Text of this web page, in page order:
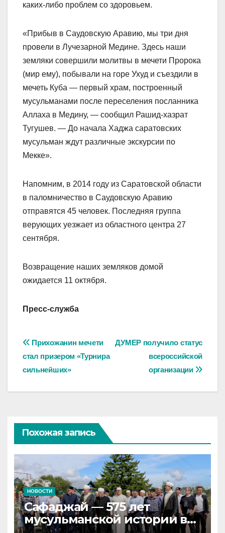
каких-либо проблем со здоровьем.
«Прибыв в Саудовскую Аравию, мы три дня
провели в Лучезарной Медине. Здесь наши
земляки совершили молитвы в мечети Пророка
(мир ему), побывали на горе Ухуд и съездили в
мечеть Куба — первый храм, построенный
мусульманами после переселения посланника
Аллаха в Медину, — сообщил Рашид-хазрат
Тугушев. — До начала Хаджа саратовских
мусульман ждут различные экскурсии по
Мекке».
Напомним, в 2014 году из Саратовской области
в паломничество в Саудовскую Аравию
отправятся 45 человек. Последняя группа
верующих уезжает из областного центра 27
сентября.
Возвращение наших земляков домой
ожидается 11 октября.
Пресс-служба
Навигация
по
записям
ДУМЕР получило статус
всероссийской
организации
Прихожанин мечети
стал призером «Турнира
сильнейших»
Похожая запись
НОВОСТИ
Сафаджай — 575 лет
мусульманской истории в